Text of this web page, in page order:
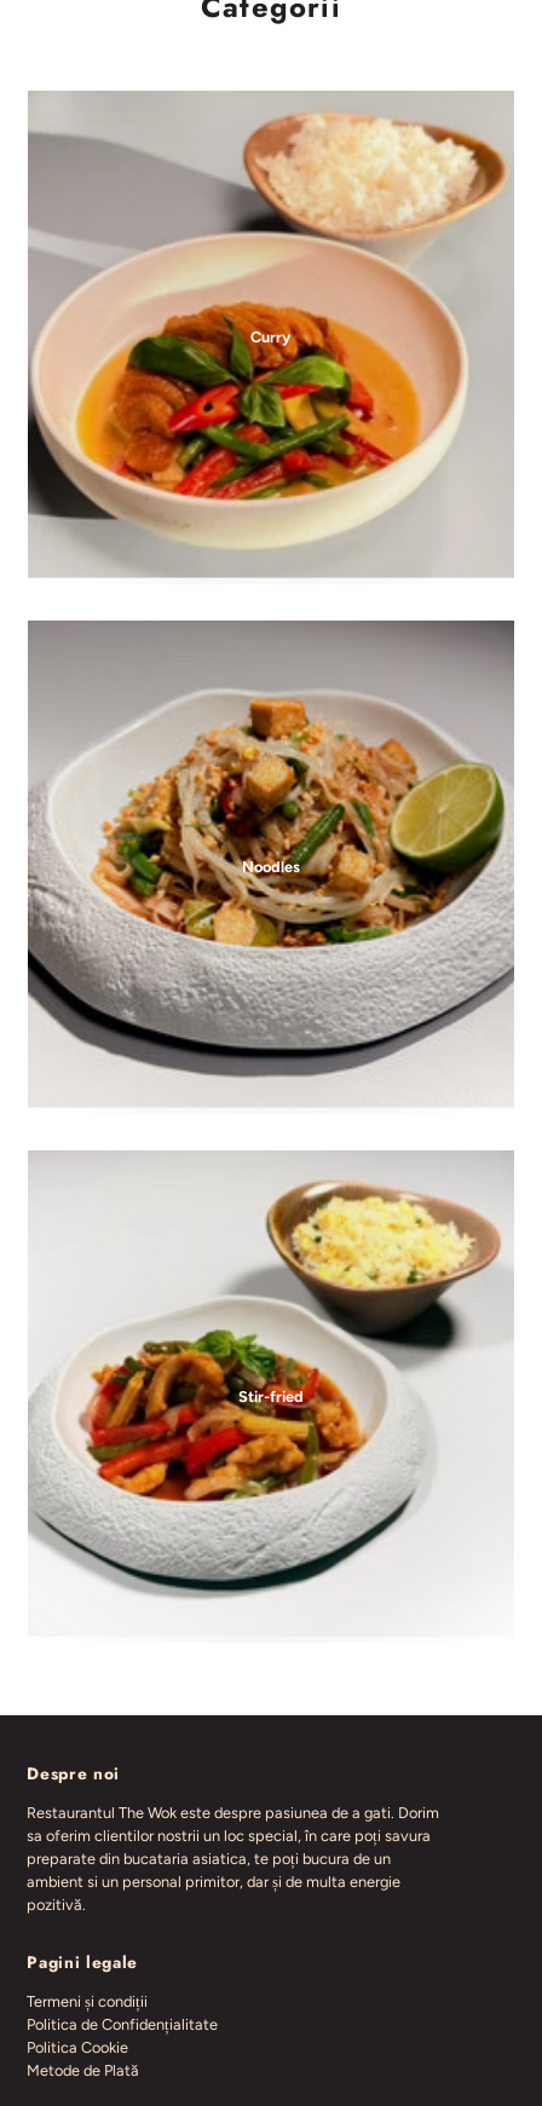
Curry
Noodles
Stir-fried
Despre noi
Restaurantul The Wok este despre pasiunea de a gati. Dorim
sa oferim clientilor nostrii un loc special, în care poți savura
preparate din bucataria asiatica, te poți bucura de un
ambient si un personal primitor, dar și de multa energie
pozitivă.
Pagini legale
Termeni și condiții
Politica de Confidențialitate
Politica Cookie
Metode de Plată